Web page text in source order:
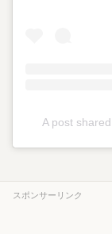
A post
スポンサーリンク